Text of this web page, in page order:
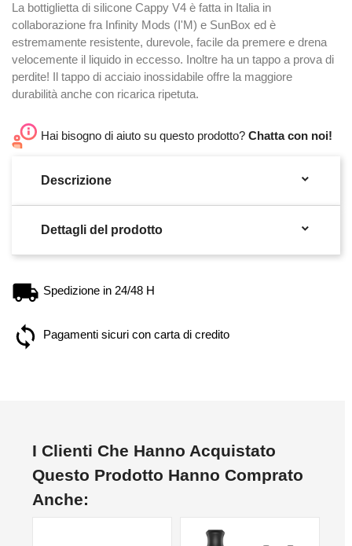
La bottiglietta di silicone Cappy V4 è fatta in Italia in
collaborazione fra Infinity Mods (I'M) e SunBox ed è
estremamente resistente, durevole, facile da premere e drena
velocemente il liquido in eccesso. Inoltre ha un tappo a prova di
perdite! Il tappo di acciaio inossidabile offre la maggiore
durabilità anche con ricarica ripetuta.
Hai bisogno di aiuto su questo prodotto? Chatta con noi!
Descrizione 
Dettagli del prodotto 
Spedizione in 24/48 H
Pagamenti sicuri con carta di credito
I Clienti Che Hanno Acquistato
Questo Prodotto Hanno Comprato
Anche: